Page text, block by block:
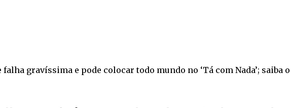
gravíssima e pode colocar todo mundo no ‘Tá com Nada’; saiba